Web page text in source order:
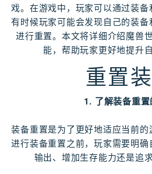
戏。在游戏中，玩家可以通过装备
有时候玩家可能会发现自己的装
进行重置。本文将详细介绍魔兽
能，帮助玩家更好地提升
重置
1. 了解装备重置
装备重置是为了更好地适应当前
进行装备重置之前，玩家需要明
输出、增加生存能力还是追